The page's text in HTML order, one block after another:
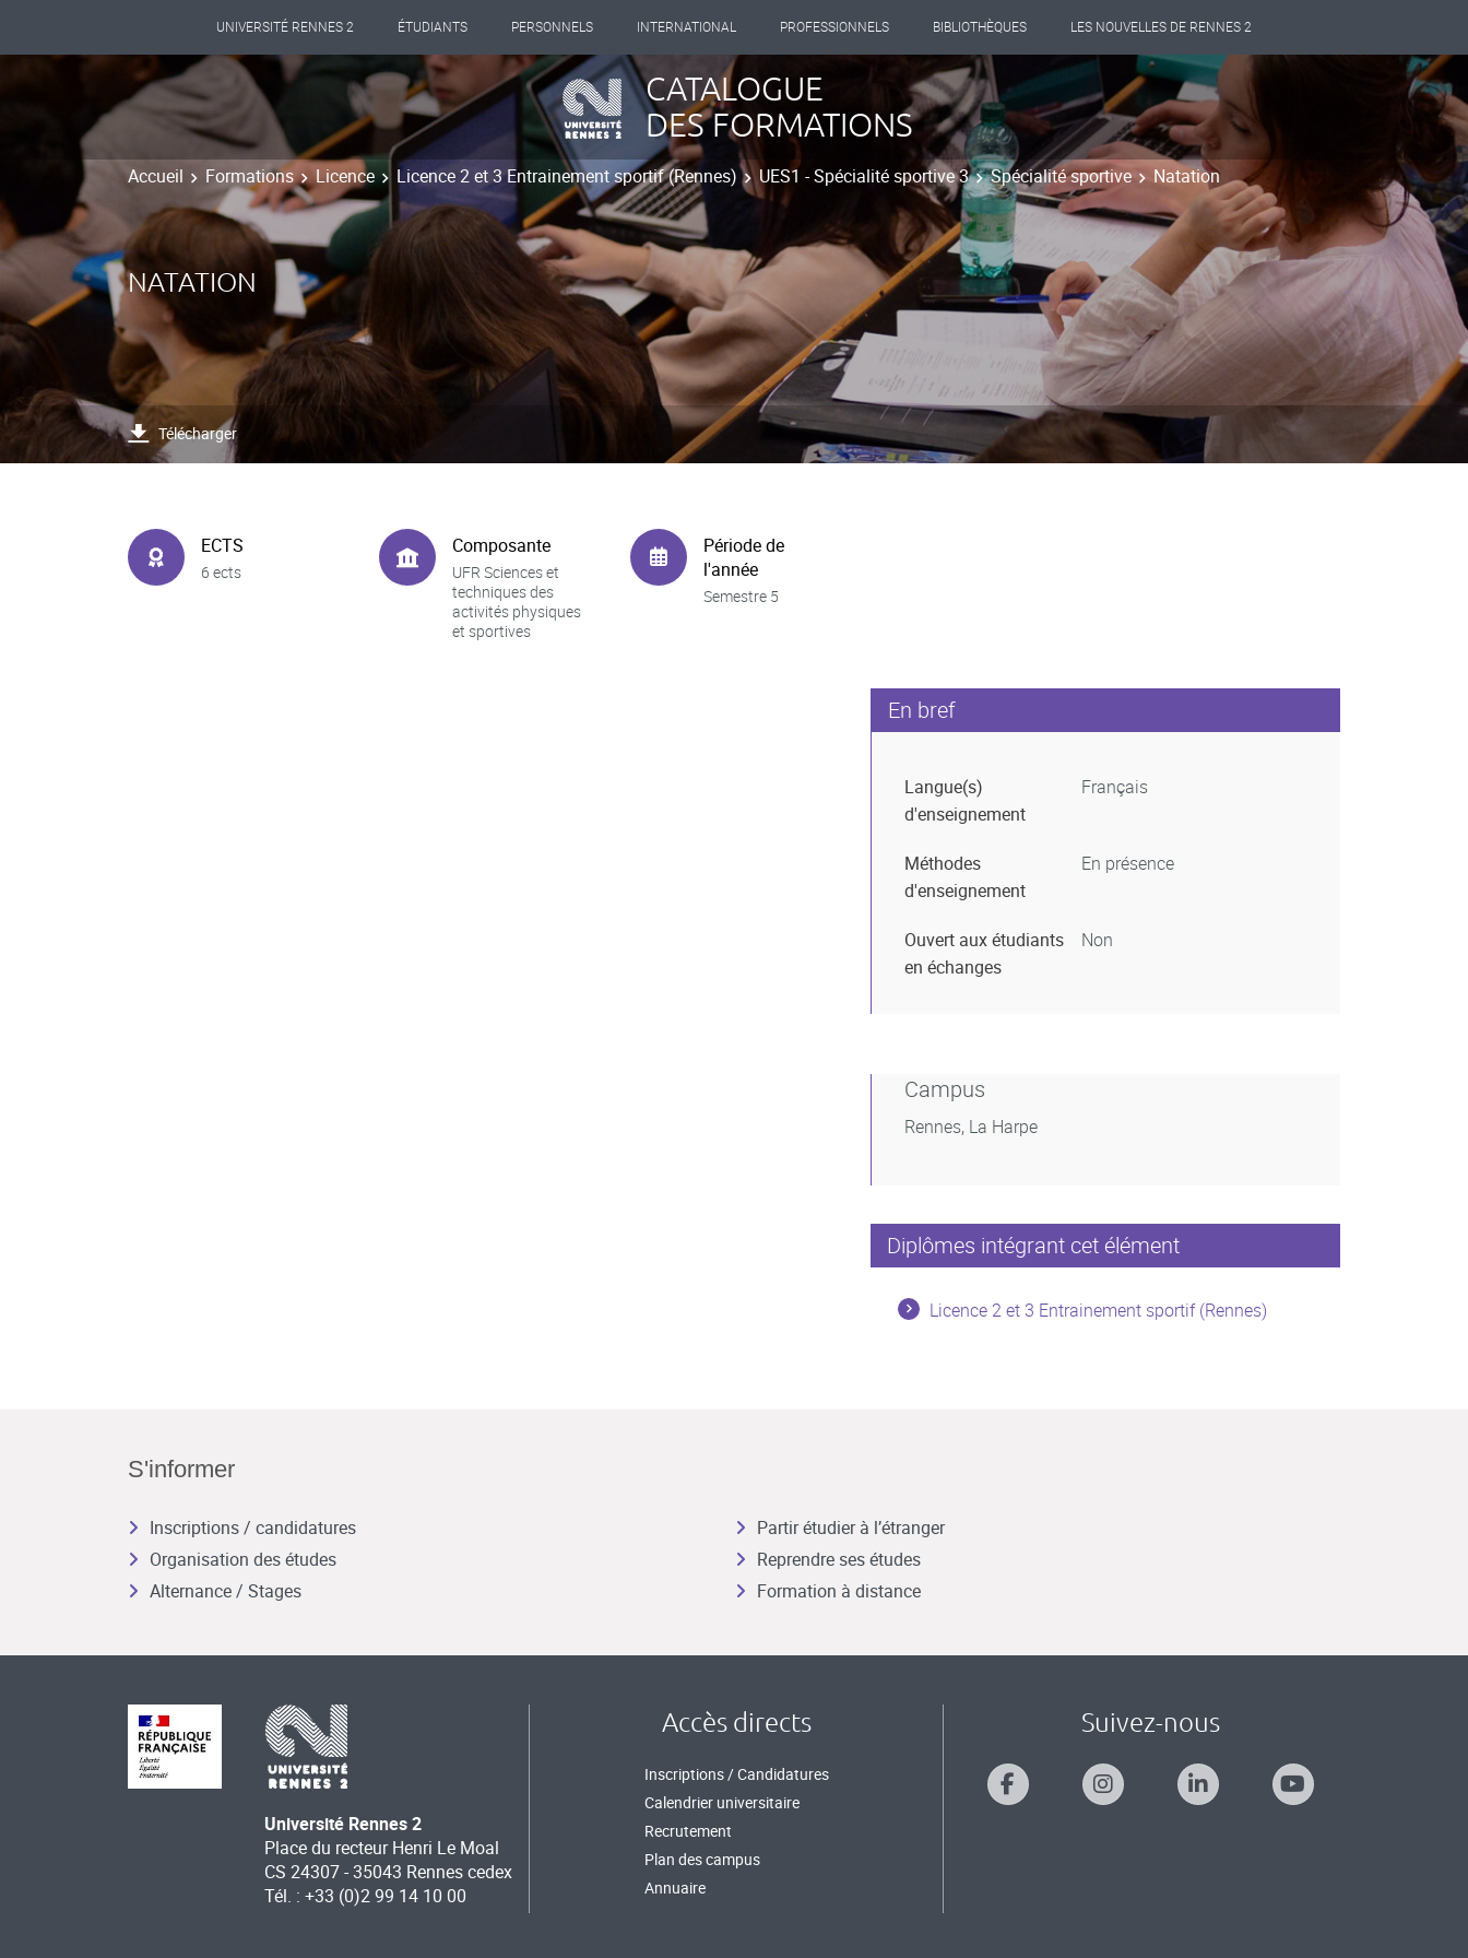
UNIVERSITÉ RENNES 2 ÉTUDIANTS PERSONNELS INTERNATIONAL PROFESSIONNELS BIBLIOTHÈQUES LES NOUVELLES DE RENNES 2
CATALOGUE
DES FORMATIONS
Accueil Formations Licence Licence 2 et 3 Entrainement sportif (Rennes) UES1 - Spécialité sportive 3 Spécialité sportive Natation
NATATION
Télécharger
ECTS
6 ects
Composante
UFR Sciences et
techniques des
activités physiques
et sportives
Période de
l'année
Semestre 5
En bref
Langue(s)
d'enseignement
Français
Méthodes
d'enseignement
En présence
Ouvert aux étudiants
en échanges
Non
Campus
Rennes, La Harpe
Diplômes intégrant cet élément
Licence 2 et 3 Entrainement sportif (Rennes)
S'informer
Inscriptions / candidatures
Organisation des études
Alternance / Stages
Partir étudier à l’étranger
Reprendre ses études
Formation à distance
Université Rennes 2
Place du recteur Henri Le Moal
CS 24307 - 35043 Rennes cedex
Tél. : +33 (0)2 99 14 10 00
Accès directs
Inscriptions / Candidatures
Calendrier universitaire
Recrutement
Plan des campus
Annuaire
Suivez-nous